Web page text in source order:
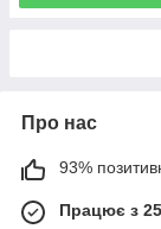
Про нас
93%
Працює з